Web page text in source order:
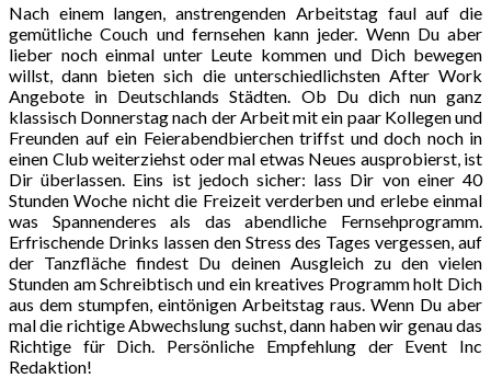
Nach einem langen, anstrengenden Arbeitstag faul auf die
gemütliche Couch und fernsehen kann jeder. Wenn Du aber
lieber noch einmal unter Leute kommen und Dich bewegen
willst, dann bieten sich die unterschiedlichsten After Work
Angebote in Deutschlands Städten. Ob Du dich nun ganz
klassisch Donnerstag nach der Arbeit mit ein paar Kollegen und
Freunden auf ein Feierabendbierchen triffst und doch noch in
einen Club weiterziehst oder mal etwas Neues ausprobierst, ist
Dir überlassen. Eins ist jedoch sicher: lass Dir von einer 40
Stunden Woche nicht die Freizeit verderben und erlebe einmal
was Spannenderes als das abendliche Fernsehprogramm.
Erfrischende Drinks lassen den Stress des Tages vergessen, auf
der Tanzfläche findest Du deinen Ausgleich zu den vielen
Stunden am Schreibtisch und ein kreatives Programm holt Dich
aus dem stumpfen, eintönigen Arbeitstag raus. Wenn Du aber
mal die richtige Abwechslung suchst, dann haben wir genau das
Richtige für Dich. Persönliche Empfehlung der Event Inc
Redaktion!